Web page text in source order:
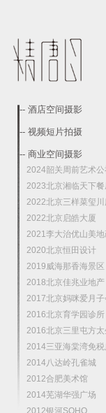
-- 酒店空间摄影
-- 视频短片拍摄
-- 商业空间摄影
2024韶关周前艺术公
2023北京湘临天下餐
2022北京三样菜玺川
2022北京启皓大厦
2021李大治优山美地
2020北京恒田设计
2019威海那香海景区
2018北京佳兆业地产
2017北京妈咪爱月
2016北京育学园诊所
2016北京三里屯方太
2014三亚海棠湾免税
2014八达岭孔雀城
2012合肥美术馆
2014芜湖华强广场
2012银河SOHO